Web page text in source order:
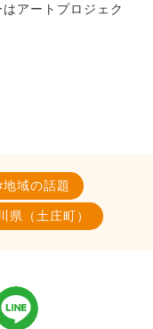
アートプロジェク
地域の話題
県（土庄町）